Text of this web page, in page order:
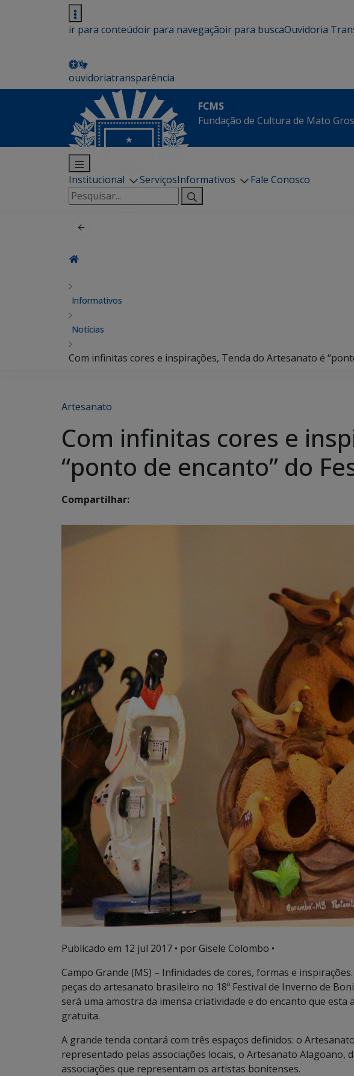
ir para conteúdoir para navegaçãoir para buscaOuvidoria
ouvidoriatransparência
FCMS
Fundação de Cultura de Mato
Institucional ServiçosInformativos
Fale Conosco
Pesquisar
por:
Informativos
Notícias
Com infinitas cores e inspirações, Tenda do Artesanato é
Artesanato
Com infinitas cores e
“ponto de encanto” do
Compartilhar:
Publicado em 12 jul 2017 • por Gisele Colombo •
Campo Grande (MS) – Infinidades de cores, formas e
peças do artesanato brasileiro no 18º Festival de Inverno de
será uma amostra da imensa criatividade e do encanto que esta
gratuita.
A grande tenda contará com três espaços definidos: o
representado pelas associações locais, o Artesanato Alagoano,
associações que representam os artistas bonitenses.